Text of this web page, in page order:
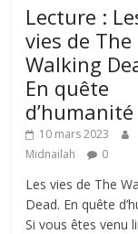
Lecture :
vies de The
Walking
En quête
d’humanité
10 mars 2023
Midnailah
0
Les vies de The
Dead. En quête
Si vous êtes venu